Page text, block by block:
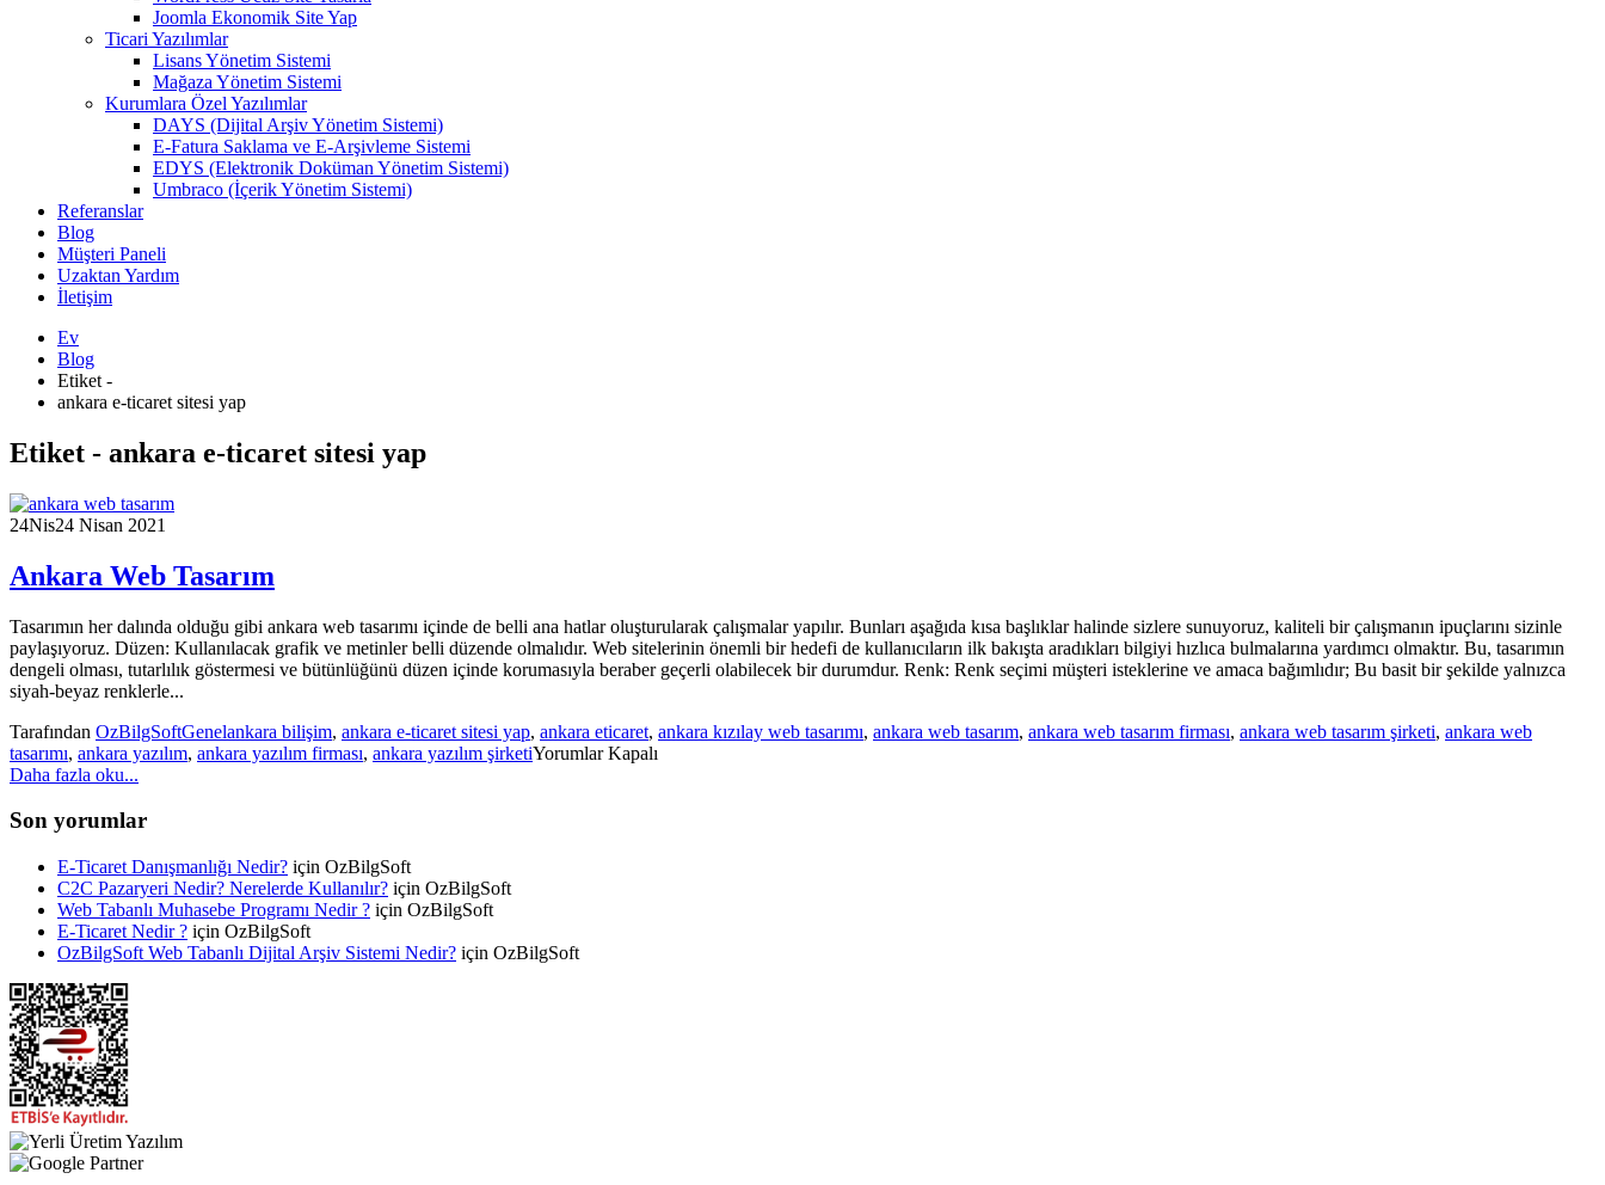
Joomla Ekonomik Site Yap
Ticari Yazılımlar
Lisans Yönetim Sistemi
Mağaza Yönetim Sistemi
Kurumlara Özel Yazılımlar
DAYS (Dijital Arşiv Yönetim Sistemi)
E-Fatura Saklama ve E-Arşivleme Sistemi
EDYS (Elektronik Doküman Yönetim Sistemi)
Umbraco (İçerik Yönetim Sistemi)
Referanslar
Blog
Müşteri Paneli
Uzaktan Yardım
İletişim
Ev
Blog
Etiket -
ankara e-ticaret sitesi yap
Etiket - ankara e-ticaret sitesi yap
24Nis24 Nisan 2021
Ankara Web Tasarım
Tasarımın her dalında olduğu gibi ankara web tasarımı içinde de belli ana hatlar oluşturularak çalışmalar yapılır. Bunları aşağıda kısa başlıklar halinde sizlere sunuyoruz, kaliteli bir çalışmanın ipuçlarını sizinle
paylaşıyoruz. Düzen: Kullanılacak grafik ve metinler belli düzende olmalıdır. Web sitelerinin önemli bir hedefi de kullanıcıların ilk bakışta aradıkları bilgiyi hızlıca bulmalarına yardımcı olmaktır. Bu, tasarımın
dengeli olması, tutarlılık göstermesi ve bütünlüğünü düzen içinde korumasıyla beraber geçerli olabilecek bir durumdur. Renk: Renk seçimi müşteri isteklerine ve amaca bağımlıdır; Bu basit bir şekilde yalnızca
siyah-beyaz renklerle...
Tarafından OzBilgSoftGenelankara bilişim, ankara e-ticaret sitesi yap, ankara eticaret, ankara kızılay web tasarımı, ankara web tasarım, ankara web tasarım firması, ankara web tasarım şirketi, ankara web
tasarımı, ankara yazılım, ankara yazılım firması, ankara yazılım şirketiYorumlar Kapalı
Daha fazla oku...
Son yorumlar
E-Ticaret Danışmanlığı Nedir? için OzBilgSoft
C2C Pazaryeri Nedir? Nerelerde Kullanılır? için OzBilgSoft
Web Tabanlı Muhasebe Programı Nedir ? için OzBilgSoft
E-Ticaret Nedir ? için OzBilgSoft
OzBilgSoft Web Tabanlı Dijital Arşiv Sistemi Nedir? için OzBilgSoft